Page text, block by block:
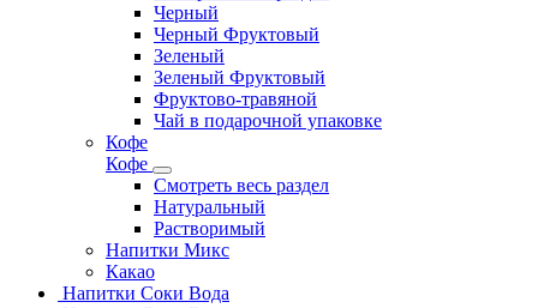
Черный
Черный Фруктовый
Зеленый
Зеленый Фруктовый
Фруктово-травяной
Чай в подарочной упаковке
Кофе
Кофе
Смотреть весь раздел
Натуральный
Растворимый
Напитки Микс
Какао
Напитки Соки Вода